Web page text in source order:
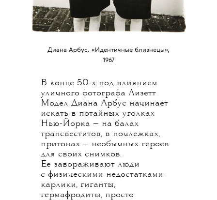
Диана Арбус. «Идентичные близнецы»,
1967
В конце 50-х под влиянием
уличного фотографа Лизетт
Модел Диана Арбус начинает
искать в потайных уголках
Нью-Йорка — на балах
трансвеститов, в ночлежках,
притонах — необычных героев
для своих снимков.
Ее завораживают люди
с физическими недостатками:
карлики, гиганты,
гермафродиты, просто